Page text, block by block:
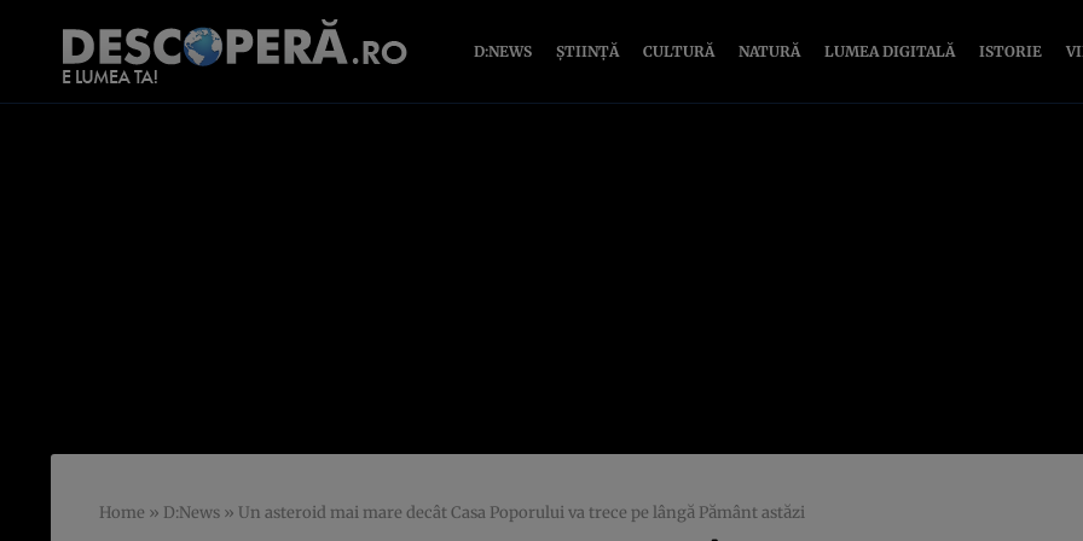
D:NEWS ȘTIINȚĂ CULTURĂ NATURĂ LUMEA DIGITALĂ ISTORIE
Home » D:News » Un asteroid mai mare decât Casa Poporului va trece pe lângă Pământ astăzi